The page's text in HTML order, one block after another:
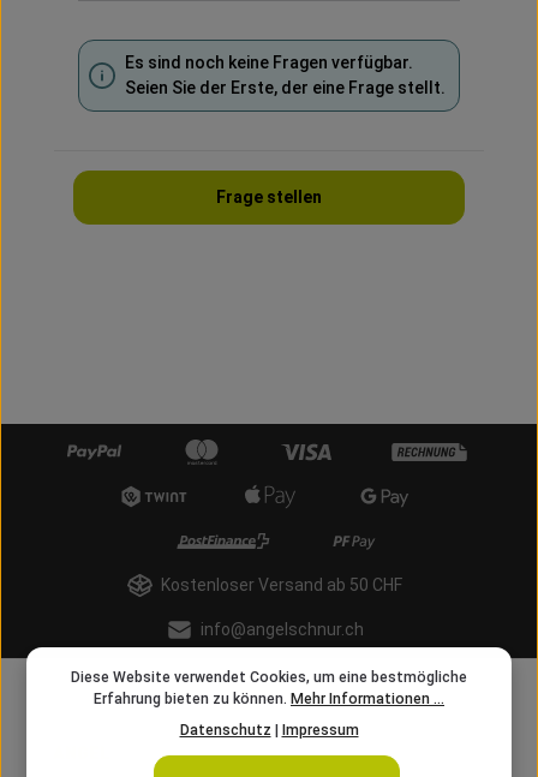
Es sind noch keine Fragen verfügbar.
Seien Sie der Erste, der eine Frage stellt.
Frage stellen
Kostenloser Versand ab 50 CHF
info@angelschnur.ch
Diese Website verwendet Cookies, um eine bestmögliche
Erfahrung bieten zu können. Mehr Informationen ...
Datenschutz
Impressum